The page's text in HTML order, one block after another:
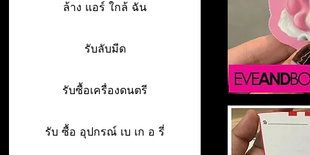
ล้าง แอร์ ใกล้ ฉัน
รับลับมีด
รับซื้อเครื่องดนตรี
รับ ซื้อ อุปกรณ์ เบ เก อ รี่